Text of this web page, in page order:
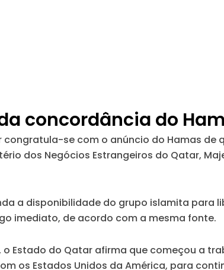
concordância do
congratula-se com o anúncio do Hamas
dos Negócios Estrangeiros do Qatar,
a disponibilidade do grupo islamita para
imediato, de acordo com a mesma fonte.
o Estado do Qatar afirma que começou a
os Estados Unidos da América, para